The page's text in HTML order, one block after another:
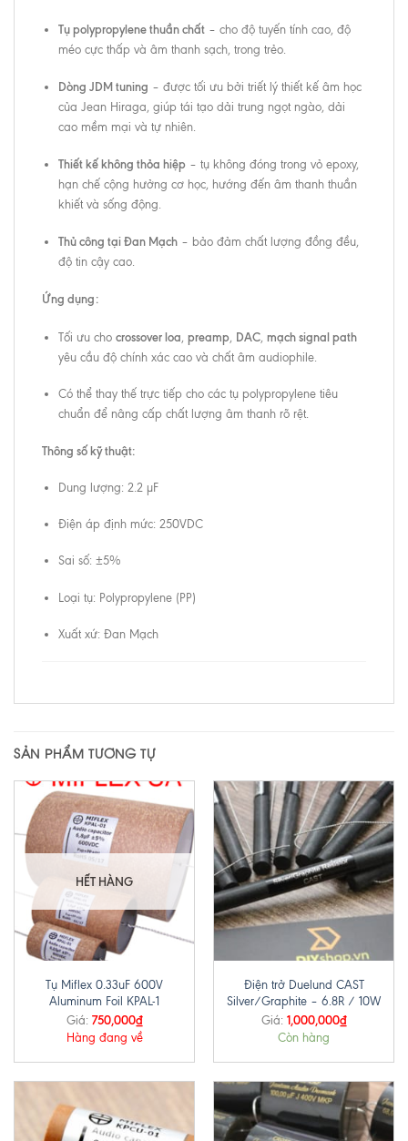
Tụ polypropylene thuần chất – cho độ tuyến tính cao, độ
méo cực thấp và âm thanh sạch, trong trẻo.
Dòng JDM tuning – được tối ưu bởi triết lý thiết kế âm học
của Jean Hiraga, giúp tái tạo dải trung ngọt ngào, dải
cao mềm mại và tự nhiên.
Thiết kế không thỏa hiệp – tụ không đóng trong vỏ epoxy,
hạn chế cộng hưởng cơ học, hướng đến âm thanh thuần
khiết và sống động.
Thủ công tại Đan Mạch – bảo đảm chất lượng đồng đều,
độ tin cậy cao.
Ứng dụng:
Tối ưu chocrossover loa ,preamp DAC ,mạch signal path
yêu cầu độ chính xác cao và chất âm audiophile.
Có thể thay thế trực tiếp cho các tụ polypropylene tiêu
chuẩn để nâng cấp chất lượng âm thanh rõ rệt.
Thông số kỹ thuật:
Dung lượng: 2.2 µF
Điện áp định mức: 250VDC
Sai số: ±5%
Loại tụ: Polypropylene (PP)
Xuất xứ: Đan Mạch
SẢN PHẨM TƯƠNG TỰ
HẾT HÀNG
Tụ Miflex 0.33uF 600V
Aluminum Foil KPAL-1
Giá: 750,000₫
Hàng đang về
Điện trở Duelund CAST
Silver/Graphite – 6.8R / 10W
Giá: 1,000,000₫
Còn hàng